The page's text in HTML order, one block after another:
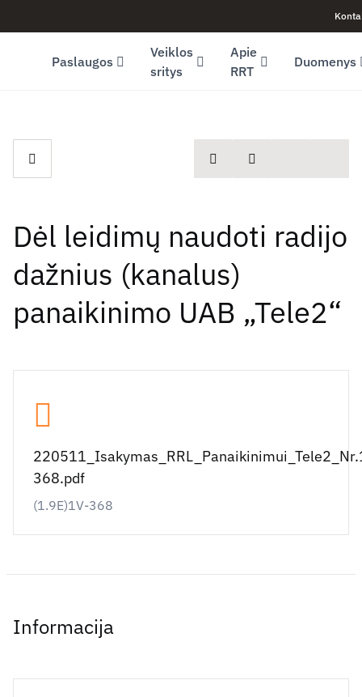
Paslaugos
Veiklos
sritys
Apie
RRT
Duomenys
spausdintiDalintis
Dėl leidimų naudoti radijo
dažnius (kanalus)
panaikinimo UAB „Tele2“
368.pdf
(1.9E)1V-368
Informacija